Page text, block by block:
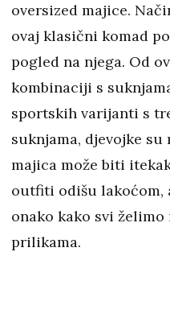
oversized majice.
ovaj klasični komad
pogled na njega. Od
kombinaciji s
sportskih varijanti s
suknjama, djevojke
majica može biti
outfiti odišu lakoćom,
onako kako svi
prilikama.